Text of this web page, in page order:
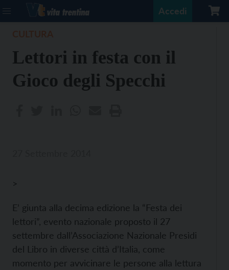
Accedi
Lettori in festa con il
Gioco degli Specchi
>
E’ giunta alla decima edizione la “Festa dei
lettori”, evento nazionale proposto il 27
settembre dall’Associazione Nazionale Presìdi
del Libro in diverse città d’Italia, come
momento per avvicinare le persone alla lettura